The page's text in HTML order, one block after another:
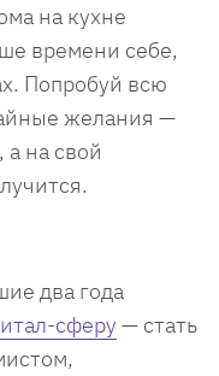
на кухне
времени себе,
Попробуй всю
желания —
на свой
два года
сферу — стать